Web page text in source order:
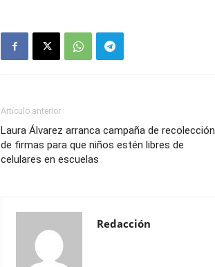
Artículo anterior
Laura Álvarez arranca campaña de recolección
de firmas para que niños estén libres de
celulares en escuelas
Redacción